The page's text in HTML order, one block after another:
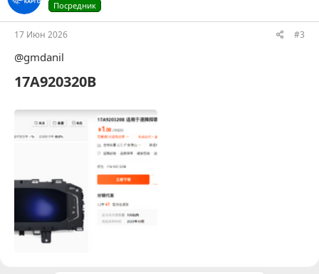
Посредник
17 Июн 2026 #3
@gmdanil
17A920320B​